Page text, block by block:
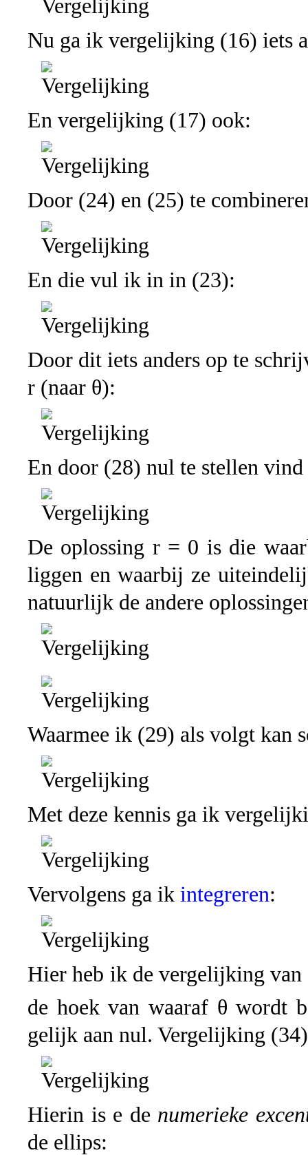
Nu ga ik vergelijking (16) iets
En vergelijking (17) ook:
Door (24) en (25) te
En die vul ik in in (23):
Door dit iets anders op te
r (naar θ):
En door (28) nul te stellen
De oplossing r = 0 is die
liggen en waarbij ze
natuurlijk de andere
Waarmee ik (29) als volgt kan
Met deze kennis ga ik
Vervolgens ga ik integreren:
Hier heb ik de vergelijking
de hoek van waaraf θ wordt
gelijk aan nul. Vergelijking
Hierin is e de numerieke
de ellips: